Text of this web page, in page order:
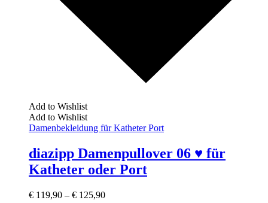
Add to Wishlist
Add to Wishlist
Damenbekleidung für Katheter Port
diazipp Damenpullover 06 ♥ für
Katheter oder Port
€ 119,90 – € 125,90